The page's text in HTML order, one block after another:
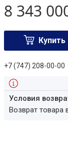
8 343
Купить
+7 (747) 208-00-00
возврат